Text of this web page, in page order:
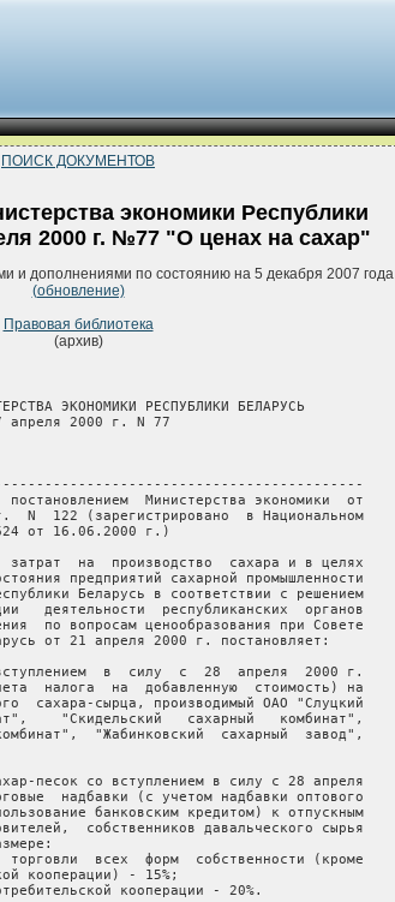
ПОИСК ДОКУМЕНТОВ
экономики Республики
2000 г. №77 "О ценах на сахар"
и дополнениями по состоянию на 5 декабря 2007 года
(обновление)
Правовая библиотека
(архив)
ЭКОНОМИКИ РЕСПУБЛИКИ БЕЛАРУСЬ
апреля 2000 г. N 77
постановлением  Министерства экономики  от
N  122 (зарегистрировано  в Национальном
от 16.06.2000 г.)
затрат  на  производство  сахара и в целях
предприятий сахарной промышленности
Беларусь в соответствии с решением
деятельности  республиканских  органов
по вопросам ценообразования при Совете
от 21 апреля 2000 г. постановляет:
в  силу  с  28  апреля  2000 г.
налога  на  добавленную  стоимость) на
сахара-сырца, производимый ОАО "Слуцкий
"Скидельский   сахарный   комбинат",
"Жабинковский  сахарный  завод",
песок со вступлением в силу с 28 апреля
надбавки (с учетом надбавки оптового
банковским кредитом) к отпускным
собственников давальческого сырья
торговли  всех  форм  собственности (кроме
кооперации) - 15%;
кооперации - 20%.